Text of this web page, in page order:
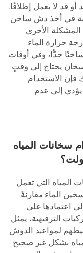
قد لا يعمل إطلاقًا.
في أخذ دش ساخن
الأخرى
حرارة الماء
جدًّا، وفي أوقات
يحتاج إلى وقتٍ
فإن الاستخدام
يؤدي إلى عدم
سخانات المياه
التي تعمل
الماء مقارنةً
اعتمادها على
الترفيهية، يمثل
لمواعيد الدوش
بشكل غير صحيح